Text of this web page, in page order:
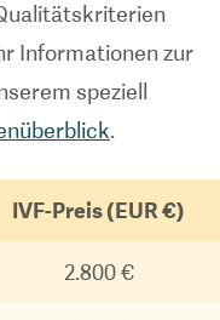
Informationen zur
speziell
.
IVF-Preis (EUR €)
2.800 €